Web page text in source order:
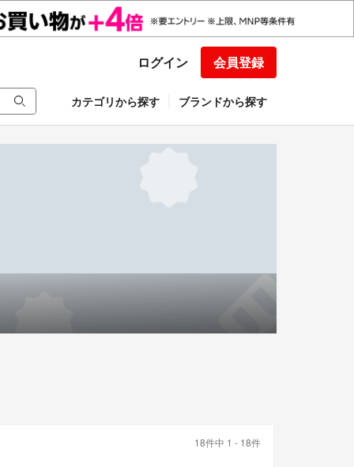
ログイン 会員登録
カテゴリから探す ブランドから探す
18件中 1 - 18件